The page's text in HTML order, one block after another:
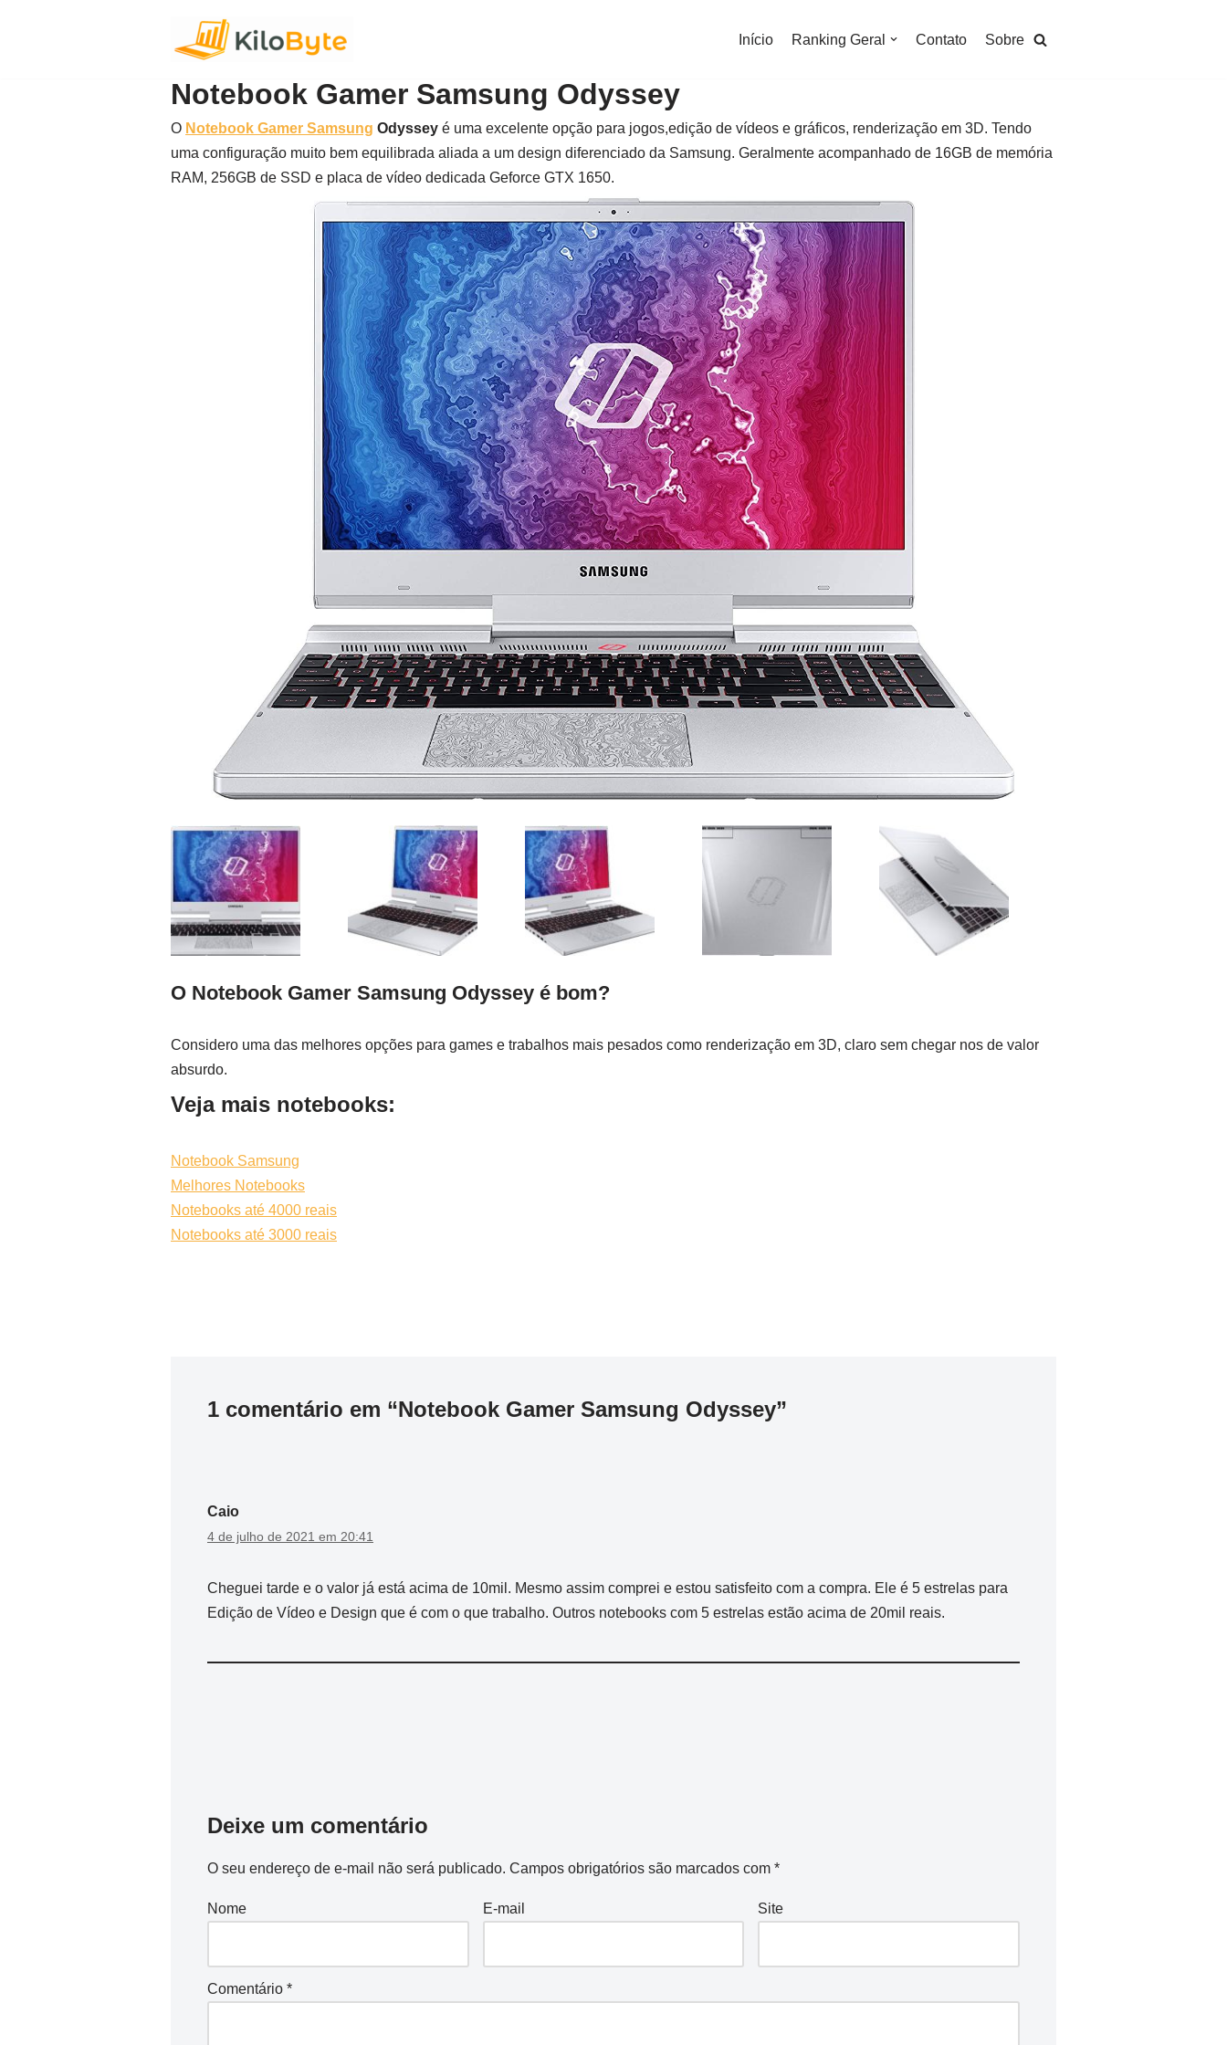
Início Ranking Geral Contato Sobre
Notebook Gamer Samsung Odyssey
O Notebook Gamer Samsung Odyssey é uma excelente opção para jogos,edição de vídeos e gráficos, renderização em 3D. Tendo
uma configuração muito bem equilibrada aliada a um design diferenciado da Samsung. Geralmente acompanhado de 16GB de memória
RAM, 256GB de SSD e placa de vídeo dedicada Geforce GTX 1650.
O Notebook Gamer Samsung Odyssey é bom?
Considero uma das melhores opções para games e trabalhos mais pesados como renderização em 3D, claro sem chegar nos de valor
absurdo.
Veja mais notebooks:
Notebook Samsung
Melhores Notebooks
Notebooks até 4000 reais
Notebooks até 3000 reais
1 comentário em “Notebook Gamer Samsung Odyssey”
Caio
4 de julho de 2021 em 20:41
Cheguei tarde e o valor já está acima de 10mil. Mesmo assim comprei e estou satisfeito com a compra. Ele é 5 estrelas para
Edição de Vídeo e Design que é com o que trabalho. Outros notebooks com 5 estrelas estão acima de 20mil reais.
Deixe um comentário
O seu endereço de e-mail não será publicado. Campos obrigatórios são marcados com *
Nome E-mail Site
Comentário *